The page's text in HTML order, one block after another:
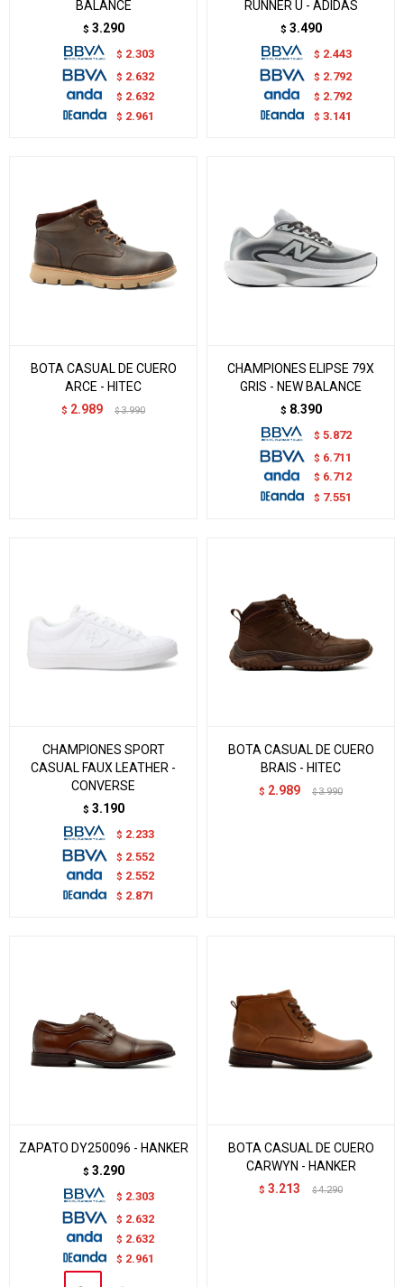
BALANCE
$ 3.290
$ 2.303
$ 2.632
$ 2.632
$ 2.961
RUNNER U - ADIDAS
$ 3.490
$ 2.443
$ 2.792
$ 2.792
$ 3.141
BOTA CASUAL DE CUERO
ARCE - HITEC
$ 2.989 $ 3.990
CHAMPIONES ELIPSE 79X
GRIS - NEW BALANCE
$ 8.390
$ 5.872
$ 6.711
$ 6.712
$ 7.551
CHAMPIONES SPORT
CASUAL FAUX LEATHER -
CONVERSE
$ 3.190
$ 2.233
$ 2.552
$ 2.552
$ 2.871
BOTA CASUAL DE CUERO
BRAIS - HITEC
$ 2.989 $ 3.990
ZAPATO DY250096 - HANKER
$ 3.290
$ 2.303
$ 2.632
$ 2.632
$ 2.961
BOTA CASUAL DE CUERO
CARWYN - HANKER
$ 3.213 $ 4.290